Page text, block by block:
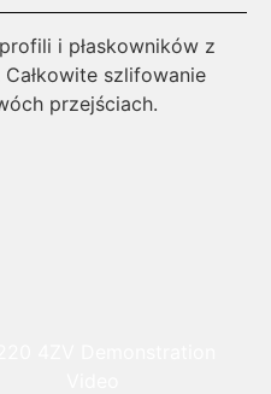
i płaskowników z
szlifowanie
przejściach.